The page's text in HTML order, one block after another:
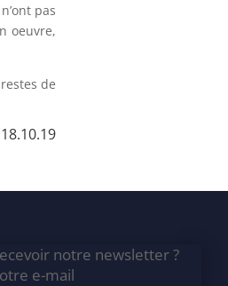
pas
oeuvre,
de
notre newsletter ?
e-mail